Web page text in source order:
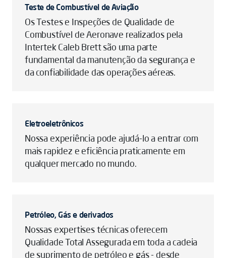
Teste de Combustível de Aviação
Os Testes e Inspeções de Qualidade de
Combustível de Aeronave realizados pela
Intertek Caleb Brett são uma parte
fundamental da manutenção da segurança e
da confiabilidade das operações aéreas.
Eletroeletrônicos
Nossa experiência pode ajudá-lo a entrar com
mais rapidez e eficiência praticamente em
qualquer mercado no mundo.
Petróleo, Gás e derivados
Nossas expertises técnicas oferecem
Qualidade Total Assegurada em toda a cadeia
de suprimento de petróleo e gás - desde